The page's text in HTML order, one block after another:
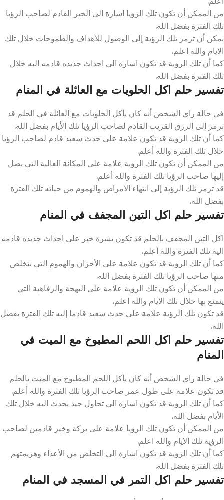
من الممكن أن تكون تلك الرؤيا اشارة الى الخير القادم لصاحب الرؤيا
تلك الفترة بفضل الله.
يمكن أن ترمز تلك الرؤية إلى الوصول للأهداف والطموحات خلال تلك
الايام والله اعلم.
كما أن تلك الرؤية قد تكون اشارة الى احداث جديده قادمه اليه خلال
تلك الفترة بفضل الله.
تفسير حلم اكل الحلويات مع العائلة في المنام
في حالة راي الشخص أنه كان يأكل الحلويات مع العائلة في الحلم قد
ترمز إلى الرزق القريب القادم لصاحب الرؤيا تلك الأيام بفضل الله.
كما أن تلك الرؤية قد تكون علامة على حدث سعيد قادم لصاحب الرؤيا
خلال تلك الفترة والله أعلم.
من الممكن أن تكون تلك الرؤية علامة على المكانة العالية التي يصل
إليها صاحب الرؤيا تلك الفترة والله أعلم.
قد ترمز تلك الرؤية إلى انتهاء الأمراض والهموم من حياته تلك الفترة
بفضل الله.
تفسير حلم اكل التين المجفف في المنام
اكل التين المجفف بالحلم قد تكون بشرة خير على احداث جديده قادمه
اليه تلك الفترة والله أعلم.
كما أن تلك الرؤية قد تكون علامة على الأحزان والهموم التي يتخلص
منها صاحب الرؤيا تلك الفترة بفضل الله.
من الممكن أن تكون تلك الرؤية علامة على البهجة والرفاهية التي
يتمتع بها خلال تلك الايام والله اعلم.
قد تكون تلك الرؤية علامة على حدث سعيد قادما إليه تلك الفترة بفضل
الله.
تفسير حلم اكل اللحم المطبوخ مع الميت في
المنام
في حالة راي الشخص أنه كان يأكل اللحم المطبوخ مع الميت بالحلم
قد تكون علامة على طول عمر صاحب الرؤيا تلك الفترة والله أعلم.
كما أن تلك الرؤية قد تكون اشارة الى تحاول جيد يحدث اليه خلال تلك
الأيام بفضل الله.
من الممكن أن تكون تلك الرؤيا علامة على بركة وخير قادمين لصاحب
الرؤية تلك الايام والله اعلم.
كما أن تلك الرؤية قد تكون اشارة الى التخلص من الأعداء وهزيمتهم
تلك الفترة بفضل الله.
تفسير حلم اكل التمر في المسجد في المنام